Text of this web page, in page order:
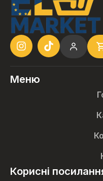
Меню
Корисні